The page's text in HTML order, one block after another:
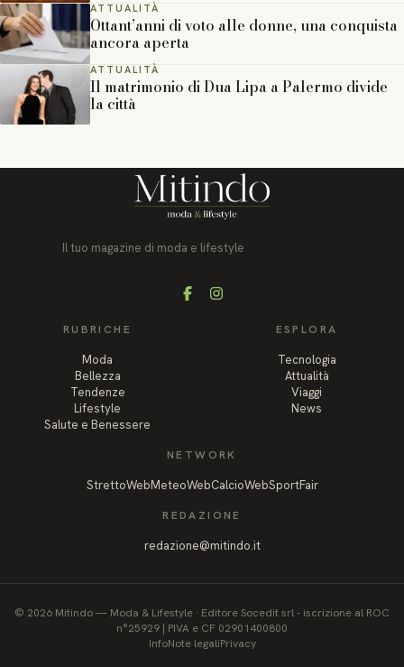
ATTUALITÀ
Ottant’anni di voto alle donne, una conquista
ancora aperta
ATTUALITÀ
Il matrimonio di Dua Lipa a Palermo divide
la città
Il tuo magazine di moda e lifestyle
FacebookInstagram
RUBRICHE
Moda
Bellezza
Tendenze
Lifestyle
Salute e Benessere
ESPLORA
Tecnologia
Attualità
Viaggi
News
NETWORK
StrettoWebMeteoWebCalcioWebSportFair
REDAZIONE
redazione@mitindo.it
© 2026 Mitindo— Moda & Lifestyle · Editore Socedit srl - iscrizione al ROC
n°25929 | PIVA e CF 02901400800
InfoNote legaliPrivacy